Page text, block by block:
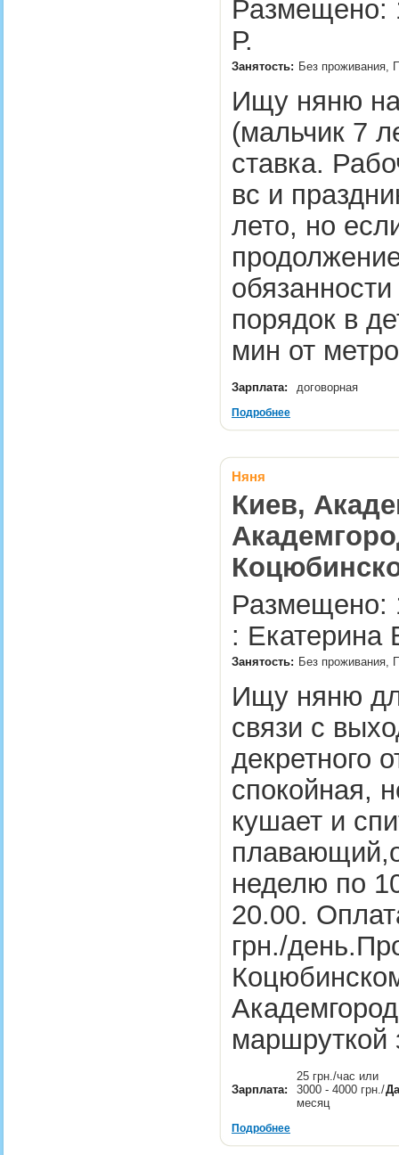
Размещено:
Р.
Занятость: Без проживания,
Ищу няню на
(мальчик 7
ставка.
вс и
лето, но
порядок в
мин от
Зарплата: договорная
Подробнее
Няня
Киев,
Размещено:
: Екатерина
Занятость: Без проживания,
Ищу няню
связи с
декретного
спокойная,
кушает и
неделю по
20.00.
грн./
Зарплата:
25 грн./час или
3000 - 4000 грн./
месяц
Подробнее